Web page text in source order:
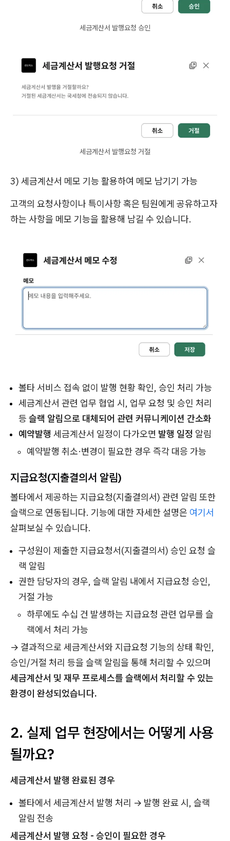
세금계산서 발행요청 승인
세금계산서 발행요청 거절
3) 세금계산서 메모 기능 활용하여 메모 남기기 가능
고객의 요청사항이나 특이사항 혹은 팀원에게 공유하고자
하는 사항을 메모 기능을 활용해 남길 수 있습니다.
볼타 서비스 접속 없이 발행 현황 확인, 승인 처리 가능
세금계산서 관련 업무 협업 시, 업무 요청 및 승인 처리
등 슬랙 알림으로 대체되어 관련 커뮤니케이션 간소화
예약발행 세금계산서 일정이 다가오면 발행 일정 알림
예약발행 취소·변경이 필요한 경우 즉각 대응 가능
지급요청(지출결의서 알림)
볼타에서 제공하는 지급요청(지출결의서) 관련 알림 또한
슬랙으로 연동됩니다. 기능에 대한 자세한 설명은 여기서
살펴보실 수 있습니다.
구성원이 제출한 지급요청서(지출결의서) 승인 요청 슬
랙 알림
권한 담당자의 경우, 슬랙 알림 내에서 지급요청 승인,
거절 가능
하루에도 수십 건 발생하는 지급요청 관련 업무를 슬
랙에서 처리 가능
→ 결과적으로 세금계산서와 지급요청 기능의 상태 확인,
승인/거절 처리 등을 슬랙 알림을 통해 처리할 수 있으며
세금계산서 및 재무 프로세스를 슬랙에서 처리할 수 있는
환경이 완성되었습니다.
2. 실제 업무 현장에서는 어떻게 사용
될까요?
세금계산서 발행 완료된 경우
볼타에서 세금계산서 발행 처리 → 발행 완료 시, 슬랙
알림 전송
세금계산서 발행 요청 - 승인이 필요한 경우